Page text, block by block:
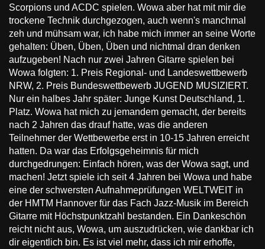
Scorpions und ACDC spielen. Wowa aber hat mit mir die
trockene Technik durchgezogen, auch wenn's manchmal
zeh und mühsam war, ich habe mich immer an seine Worte
gehalten: Üben, Üben, Üben und nichtmal dran denken
aufzugeben! Nach nur zwei Jahren Gitarre spielen bei
Wowa folgten: 1. Preis Regional- und Landeswettbewerb
NRW, 2. Preis Bundeswettbewerb JUGEND MUSIZIERT.
Nur ein halbes Jahr später: Junge Kunst Deutschland, 1.
Platz. Wowa hat mich zu jemandem gemacht, der bereits
nach 2 Jahren das drauf hatte, was die anderen
Teilnehmer der Wettbewerbe erst in 10-15 Jahren erreicht
hatten. Da war das Erfolgsgeheimnis für mich
durchgedrungen: Einfach hören, was der Wowa sagt, und
machen! Jetzt spiele ich seit 4 Jahren bei Wowa und habe
eine der schwersten Aufnahmeprüfungen WELTWEIT in
der HMTM Hannover für das Fach Jazz-Musik im Bereich
Gitarre mit Höchstpunktzahl bestanden. Ein Dankeschön
reicht nicht aus, Wowa, um auszudrücken, wie dankbar ich
dir eigentlich bin. Es ist viel mehr, dass ich mir erhoffe,